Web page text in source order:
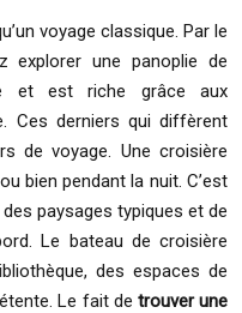
voyage classique. Par le
explorer une panoplie de
et est riche grâce aux
Ces derniers qui diffèrent
de voyage. Une croisière
bien pendant la nuit. C’est
paysages typiques et de
Le bateau de croisière
des espaces de
Le fait de trouver une